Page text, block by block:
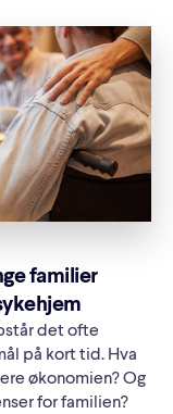
familier
det ofte
på kort tid. Hva
økonomien? Og
for familien?